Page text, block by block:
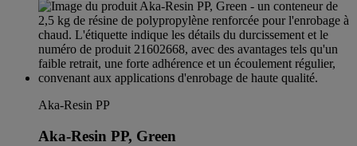
Aka-Resin PP
Aka-Resin PP, Green